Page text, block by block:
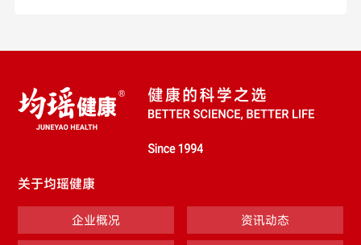
关于均瑶健康
企业概况 资讯动态